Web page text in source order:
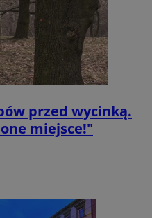
przed wycinką.
miejsce!"